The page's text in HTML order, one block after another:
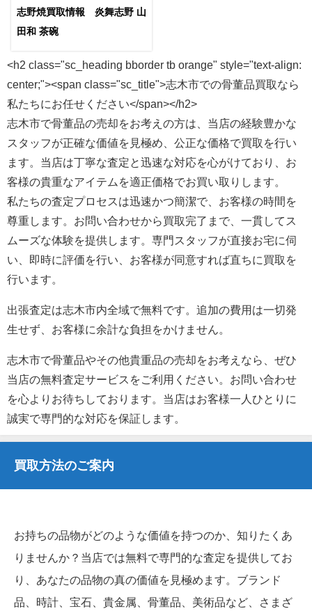
志野焼買取情報 炎舞志野 山
田和 茶碗
<h2 class="sc_heading bborder tb orange" style="text-align:
center;"><span class="sc_title">志木市での骨董品買取なら
私たちにお任せください</span></h2>
志木市で骨董品の売却をお考えの方は、当店の経験豊かな
スタッフが正確な価値を見極め、公正な価格で買取を行い
ます。当店は丁寧な査定と迅速な対応を心がけており、お
客様の貴重なアイテムを適正価格でお買い取りします。
私たちの査定プロセスは迅速かつ簡潔で、お客様の時間を
尊重します。お問い合わせから買取完了まで、一貫してス
ムーズな体験を提供します。専門スタッフが直接お宅に伺
い、即時に評価を行い、お客様が同意すれば直ちに買取を
行います。
出張査定は志木市内全域で無料です。追加の費用は一切発
生せず、お客様に余計な負担をかけません。
志木市で骨董品やその他貴重品の売却をお考えなら、ぜひ
当店の無料査定サービスをご利用ください。お問い合わせ
を心よりお待ちしております。当店はお客様一人ひとりに
誠実で専門的な対応を保証します。
買取方法のご案内
お持ちの品物がどのような価値を持つのか、知りたくあ
りませんか？当店では無料で専門的な査定を提供してお
り、あなたの品物の真の価値を見極めます。ブランド
品、時計、宝石、貴金属、骨董品、美術品など、さまざ